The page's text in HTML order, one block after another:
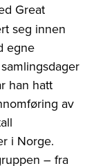
Great
seg innen
egne
han hatt
av
i Norge.
– fra